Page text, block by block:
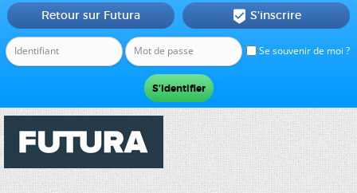
Se souvenir de moi ?
Retour sur Futura  S'inscrire